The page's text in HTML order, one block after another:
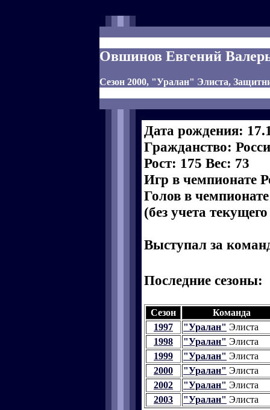
Овшинов Евгений
Сезон 2000, "Уралан" Элиста,
Дата рождения:
Гражданство:
Рост: 175 Вес: 73
Игр в чемпионате
Голов в
(без учета
Выступал за
Последние сезоны:
Сезон
Команда
1997
"Уралан" Элиста
1998
"Уралан" Элиста
1999
"Уралан" Элиста
2000
"Уралан" Элиста
2002
"Уралан" Элиста
2003
"Уралан" Элиста